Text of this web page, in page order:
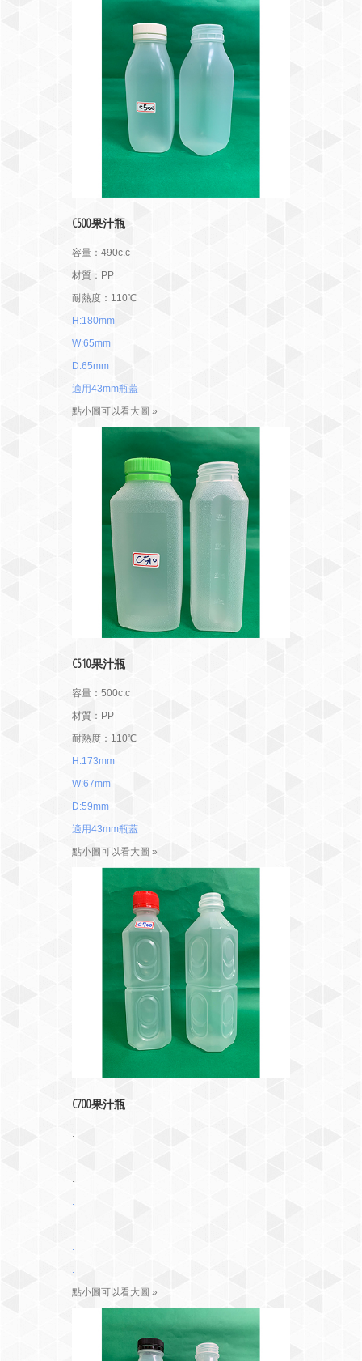
C500果汁瓶
容量：490c.c
材質：PP
耐熱度：110℃
H:180mm
W:65mm
D:65mm
適用43mm瓶蓋
點小圖可以看大圖 »
C510果汁瓶
容量：500c.c
材質：PP
耐熱度：110℃
H:173mm
W:67mm
D:59mm
適用43mm瓶蓋
點小圖可以看大圖 »
C700果汁瓶
.
.
.
.
.
.
.
點小圖可以看大圖 »